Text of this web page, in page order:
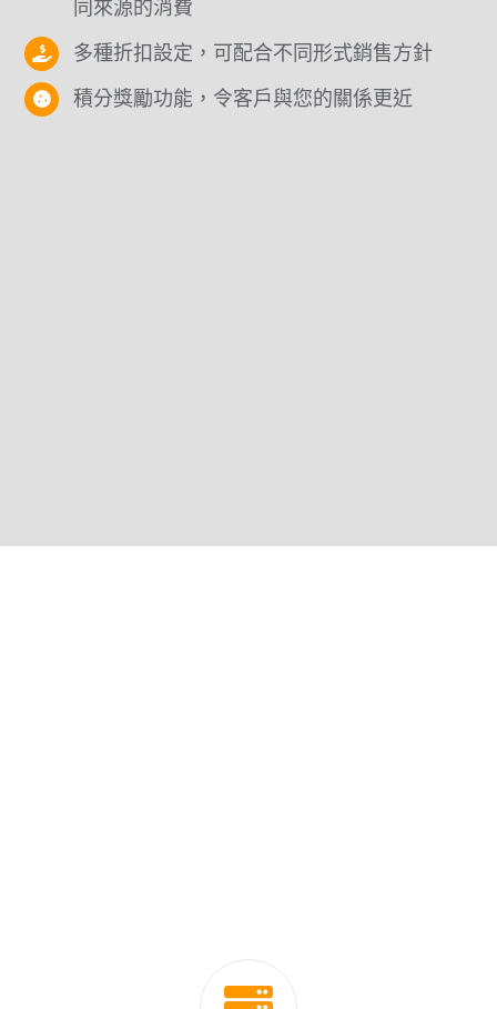
同來源的消費
多種折扣設定，可配合不同形式銷售方針
積分獎勵功能，令客戶與您的關係更近